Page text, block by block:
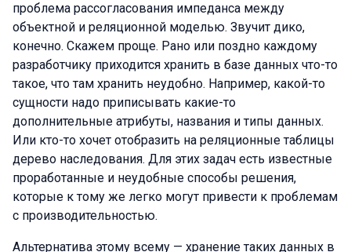
проблема рассогласования импеданса между
объектной и реляционной моделью. Звучит дико,
конечно. Скажем проще. Рано или поздно каждому
разработчику приходится хранить в базе данных что-то
такое, что там хранить неудобно. Например, какой-то
сущности надо приписывать какие-то
дополнительные атрибуты, названия и типы данных.
Или кто-то хочет отобразить на реляционные таблицы
дерево наследования. Для этих задач есть известные
проработанные и неудобные способы решения,
которые к тому же легко могут привести к проблемам
с производительностью.
Альтернатива этому всему — хранение таких данных в